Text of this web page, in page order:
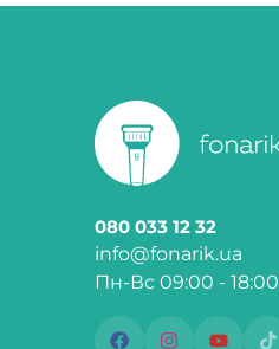
080 033 12 32
info@fonarik.ua
Пн-Вс 09:00 - 18:00